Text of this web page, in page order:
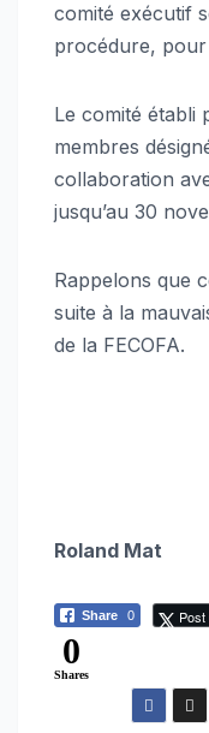
comité exécutif
procédure,
Le comité établi
membres
collaboration
jusqu’au 30
Rappelons que
suite à la
de la FECOFA.
Roland Mat
Share 0 Post
0
Shares